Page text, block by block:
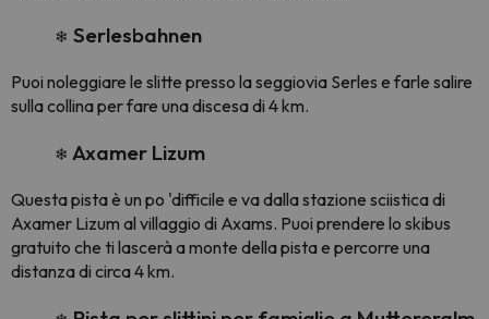
❄ Serlesbahnen
Puoi noleggiare le slitte presso la seggiovia Serles e farle salire
sulla collina per fare una discesa di 4 km.
❄ Axamer Lizum
Questa pista è un po 'difficile e va dalla stazione sciistica di
Axamer Lizum al villaggio di Axams. Puoi prendere lo skibus
gratuito che ti lascerà a monte della pista e percorre una
distanza di circa 4 km.